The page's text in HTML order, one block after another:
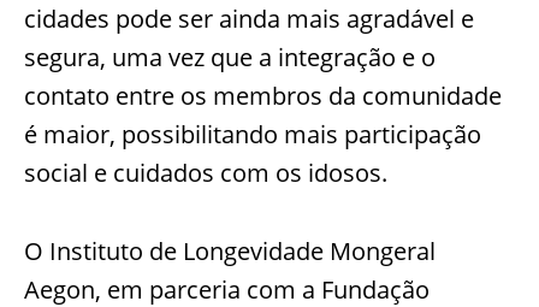
cidades pode ser ainda mais agradável e
segura, uma vez que a integração e o
contato entre os membros da comunidade
é maior, possibilitando mais participação
social e cuidados com os idosos.
O Instituto de Longevidade Mongeral
Aegon, em parceria com a Fundação